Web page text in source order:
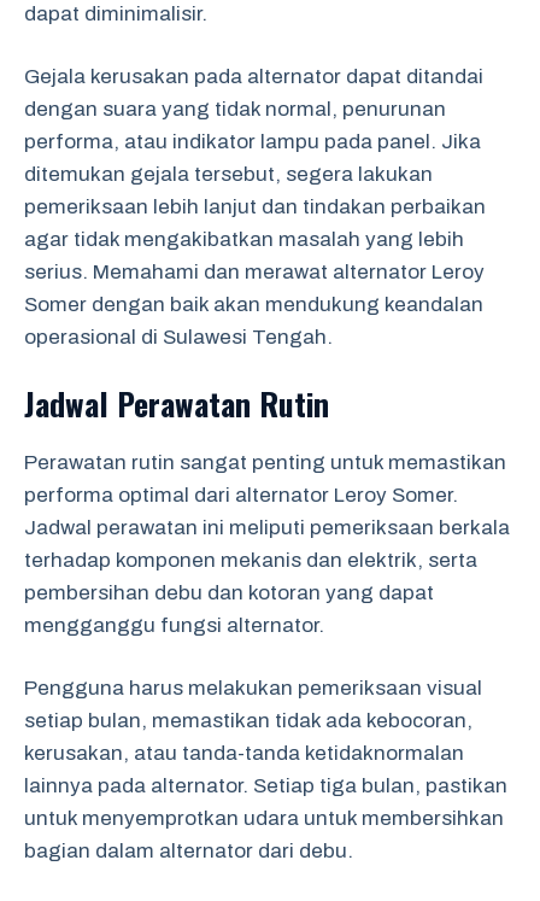
dapat diminimalisir.
Gejala kerusakan pada alternator dapat ditandai
dengan suara yang tidak normal, penurunan
performa, atau indikator lampu pada panel. Jika
ditemukan gejala tersebut, segera lakukan
pemeriksaan lebih lanjut dan tindakan perbaikan
agar tidak mengakibatkan masalah yang lebih
serius. Memahami dan merawat alternator Leroy
Somer dengan baik akan mendukung keandalan
operasional di Sulawesi Tengah.
Jadwal Perawatan Rutin
Perawatan rutin sangat penting untuk memastikan
performa optimal dari alternator Leroy Somer.
Jadwal perawatan ini meliputi pemeriksaan berkala
terhadap komponen mekanis dan elektrik, serta
pembersihan debu dan kotoran yang dapat
mengganggu fungsi alternator.
Pengguna harus melakukan pemeriksaan visual
setiap bulan, memastikan tidak ada kebocoran,
kerusakan, atau tanda-tanda ketidaknormalan
lainnya pada alternator. Setiap tiga bulan, pastikan
untuk menyemprotkan udara untuk membersihkan
bagian dalam alternator dari debu.